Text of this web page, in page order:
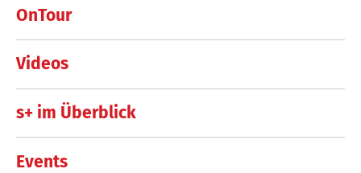
OnTour
Videos
s+ im Überblick
Events